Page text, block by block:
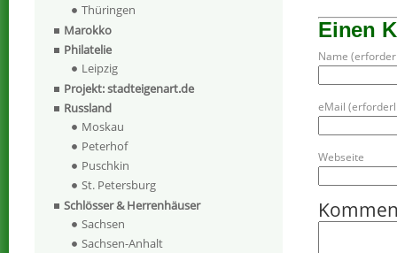
Einen
Name
eMail
Webseite
Thüringen
Marokko
Philatelie
Leipzig
Projekt: stadteigenart.de
Russland
Moskau
Peterhof
Puschkin
St. Petersburg
Schlösser & Herrenhäuser
Sachsen
Sachsen-Anhalt